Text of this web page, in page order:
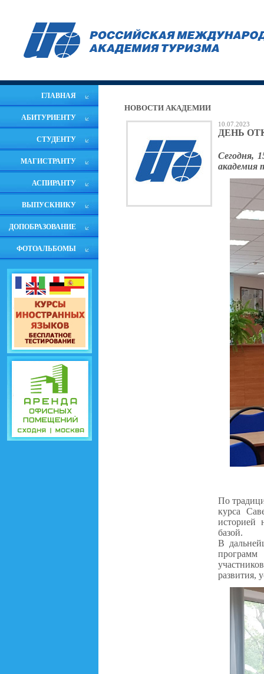
ГЛАВНАЯ
АБИТУРИЕНТУ
СТУДЕНТУ
МАГИСТРАНТУ
АСПИРАНТУ
ВЫПУСКНИКУ
ДОПОБРАЗОВАНИЕ
ФОТОАЛЬБОМЫ
НОВОСТИ АКАДЕМИИ
10.07.2023
ДЕНЬ
Сегодня,
академия
По
курса
историей
базой.
В
программ
развития,